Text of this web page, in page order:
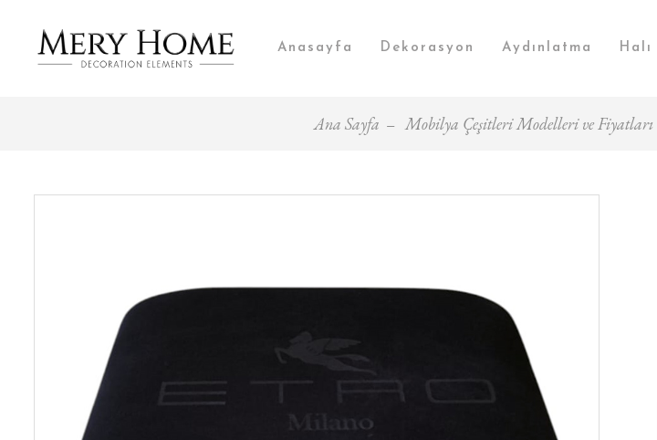
Anasayfa Dekorasyon Aydınlatma Halı
Ana Sayfa Mobilya Çeşitleri Modelleri ve Fiyatları